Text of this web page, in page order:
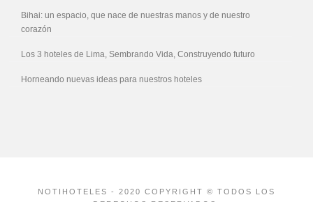
Bihai: un espacio, que nace de nuestras manos y de nuestro
corazón
Los 3 hoteles de Lima, Sembrando Vida, Construyendo futuro
Horneando nuevas ideas para nuestros hoteles
NOTIHOTELES - 2020 COPYRIGHT © TODOS LOS